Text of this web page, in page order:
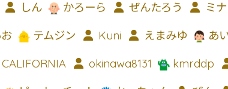
しん かろーら ぜんたろう ミ
テムジン Kuni えまみゆ あ
okinawa8131 kmrddp